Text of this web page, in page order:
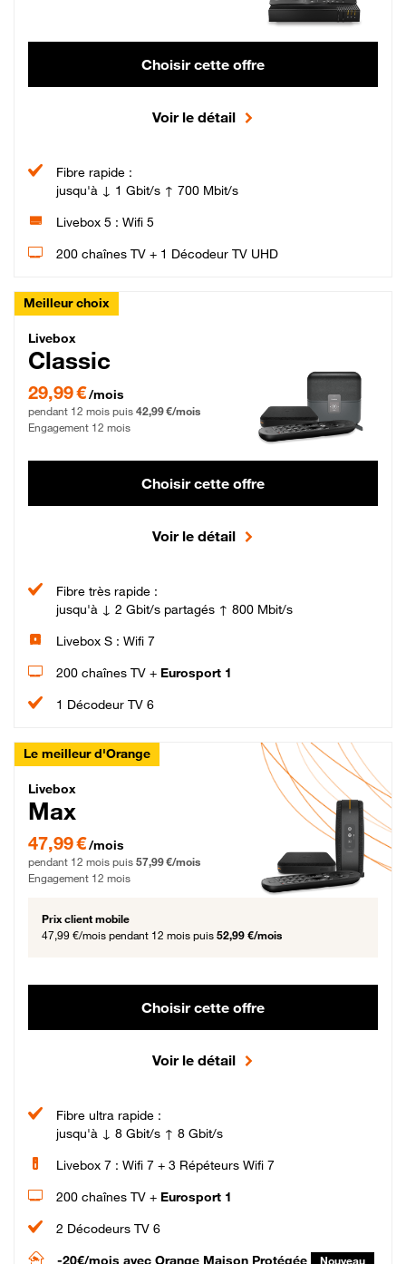
Choisir cette offre
Voir le détail
Fibre rapide :
jusqu'à ↓ 1 Gbit/s ↑ 700 Mbit/s
Livebox 5 : Wifi 5
200 chaînes TV + 1 Décodeur TV UHD
Meilleur choix
Livebox Classic Fibre
Livebox
Classic
29,99 € par mois pendant 12 mois puis 42,99 € par mois, Engagement 12 mois
29,99 €/mois
pendant 12 mois puis 42,99 €/mois
Engagement 12 mois
Choisir cette offre
Voir le détail
Fibre très rapide :
jusqu'à ↓ 2 Gbit/s partagés ↑ 800 Mbit/s
Livebox S : Wifi 7
200 chaînes TV + Eurosport 1
1 Décodeur TV 6
Le meilleur d'Orange
Livebox Max Fibre
Livebox
Max
47,99 € par mois pendant 12 mois puis 57,99 € par mois, Engagement 12 mois
47,99 €/mois
pendant 12 mois puis 57,99 €/mois
Engagement 12 mois
Prix client mobile
47,99 €/mois pendant 12 mois puis 52,99 €/mois
Choisir cette offre
Voir le détail
Fibre ultra rapide :
jusqu'à ↓ 8 Gbit/s ↑ 8 Gbit/s
Livebox 7 : Wifi 7 + 3 Répéteurs Wifi 7
200 chaînes TV + Eurosport 1
2 Décodeurs TV 6
-20€/mois avec Orange Maison Protégée Nouveau